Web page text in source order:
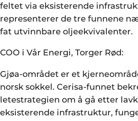
feltet via eksisterende
representerer de tre funnene
fat utvinnbare oljeekvivalenter.
COO i Vår Energi, Torger Rød:
Gjøa-området er et
norsk sokkel. Cerisa-funnet
letestrategien om å gå etter
eksisterende infrastruktur,